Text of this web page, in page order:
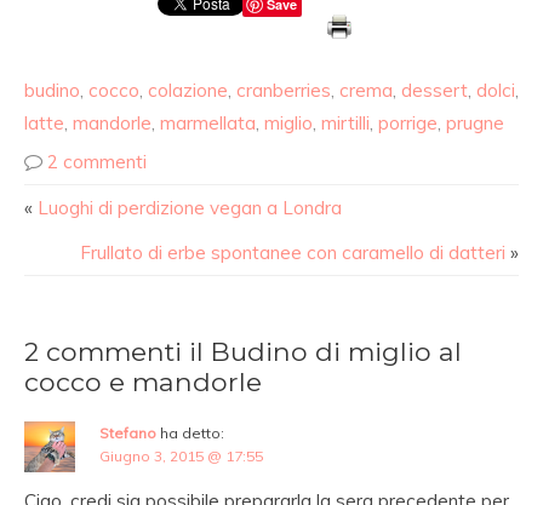
Save
budino cocco colazione cranberries crema dessert dolci
latte mandorle marmellata miglio mirtilli porrige prugne
2 commenti
« Luoghi di perdizione vegan a Londra
Frullato di erbe spontanee con caramello di datteri »
2 commenti il Budino di miglio al
cocco e mandorle
Stefano ha detto:
Giugno 3, 2015 @ 17:55
Ciao, credi sia possibile prepararla la sera precedente per